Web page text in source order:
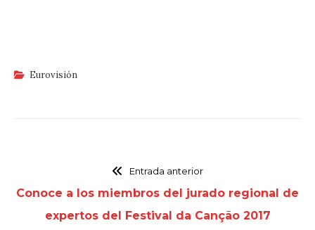
Eurovisión
Entrada anterior
Conoce a los miembros del jurado regional de
expertos del Festival da Canção 2017